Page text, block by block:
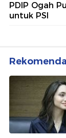
PDIP Ogah
untuk PSI